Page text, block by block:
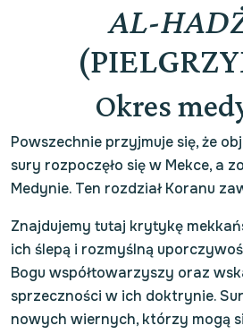
AL-
Okres
Powszechnie przyjmuje się, że
sury rozpoczęło się w Mekce, a
Medynie. Ten rozdział Koranu
Znajdujemy tutaj krytykę
ich ślepą i rozmyślną
Bogu współtowarzyszy oraz
sprzeczności w ich doktrynie.
nowych wiernych, którzy mogą